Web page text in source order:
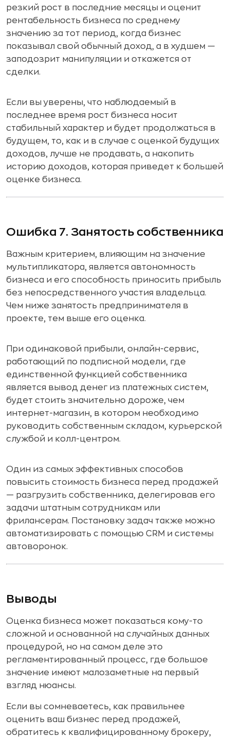
резкий рост в последние месяцы и оценит
рентабельность бизнеса по среднему
значению за тот период, когда бизнес
показывал свой обычный доход, а в худшем —
заподозрит манипуляции и откажется от
сделки.
Если вы уверены, что наблюдаемый в
последнее время рост бизнеса носит
стабильный характер и будет продолжаться в
будущем, то, как и в случае с оценкой будущих
доходов, лучше не продавать, а накопить
историю доходов, которая приведет к большей
оценке бизнеса.
Ошибка 7. Занятость собственника
Важным критерием, влияющим на значение
мультипликатора, является автономность
бизнеса и его способность приносить прибыль
без непосредственного участия владельца.
Чем ниже занятость предпринимателя в
проекте, тем выше его оценка.
При одинаковой прибыли, онлайн-сервис,
работающий по подписной модели, где
единственной функцией собственника
является вывод денег из платежных систем,
будет стоить значительно дороже, чем
интернет-магазин, в котором необходимо
руководить собственным складом, курьерской
службой и колл-центром.
Один из самых эффективных способов
повысить стоимость бизнеса перед продажей
— разгрузить собственника, делегировав его
задачи штатным сотрудникам или
фрилансерам. Постановку задач также можно
автоматизировать с помощью CRM и системы
автоворонок.
Выводы
Оценка бизнеса может показаться кому-то
сложной и основанной на случайных данных
процедурой, но на самом деле это
регламентированный процесс, где большое
значение имеют малозаметные на первый
взгляд нюансы.
Если вы сомневаетесь, как правильнее
оценить ваш бизнес перед продажей,
обратитесь к квалифицированному брокеру,